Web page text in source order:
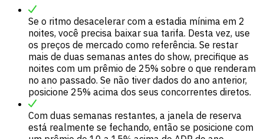
Se o ritmo desacelerar com a estadia mínima em 2
noites, você precisa baixar sua tarifa. Desta vez, use
os preços de mercado como referência. Se restar
mais de duas semanas antes do show, precifique as
noites com um prêmio de 25% sobre o que renderam
no ano passado. Se não tiver dados do ano anterior,
posicione 25% acima dos seus concorrentes diretos.
Com duas semanas restantes, a janela de reserva
está realmente se fechando, então se posicione com